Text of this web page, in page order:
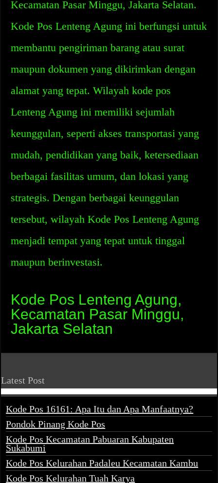
Kecamatan Pasar Minggu, Jakarta Selatan.
Kode Pos Lenteng Agung ini berfungsi untuk
membantu pengiriman barang atau surat
maupun dokumen yang dikirimkan dengan
alamat yang tepat. Wilayah kode pos
Lenteng Agung ini memiliki sejumlah
keunggulan, seperti akses transportasi yang
mudah, pendidikan yang baik, ketersediaan
berbagai fasilitas umum, dan lokasi yang
strategis. Dengan berbagai keunggulan
tersebut, wilayah Kode Pos Lenteng Agung
menjadi tempat yang tepat untuk tinggal
maupun berinvestasi.
Kode Pos Lenteng Agung,
Kecamatan Pasar Minggu,
Jakarta Selatan
Latest Post
Kode Pos 16161: Apa Itu dan Apa Manfaatnya?
Pondok Pinang Kode Pos
Kode Pos Kecamatan Pabuaran Kabupaten
Sukabumi
Kode Pos Kelurahan Padaleu Kecamatan Kambu
Kode Pos Kelurahan Tuah Karya